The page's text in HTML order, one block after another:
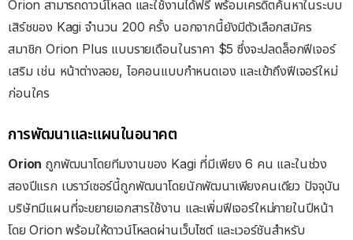
Orion สามารถดาวน์โหลด และใช้งานได้ฟรี พร้อมเครดิตค้นหาในระบบ
เสิร์ชของ Kagi จำนวน 200 ครั้ง นอกจากนี้ยังมีตัวเลือกสมัคร
สมาชิก Orion Plus แบบรายเดือนในราคา $5 ซึ่งจะปลดล็อกฟีเจอร์
เสริม เช่น หน้าต่างลอย, ไอคอนแบบกำหนดเอง และเข้าถึงฟีเจอร์ใหม่
ก่อนใคร
การพัฒนาและแผนในอนาคต
Orion ถูกพัฒนาโดยทีมงานของ Kagi ที่มีเพียง 6 คน และในช่วง
สองปีแรก เบราว์เซอร์นี้ถูกพัฒนาโดยนักพัฒนาเพียงคนเดียว ปัจจุบัน
บริษัทมีแผนที่จะขยายเอกสารใช้งาน และเพิ่มฟีเจอร์ใหม่ภายในปีหน้า
โดย Orion พร้อมให้ดาวน์โหลดผ่านเว็บไซต์ และเวอร์ชันสำหรับ